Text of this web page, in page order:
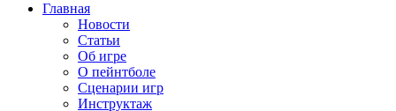
Главная
Новости
Статьи
Об игре
О пейнтболе
Сценарии игр
Инструктаж